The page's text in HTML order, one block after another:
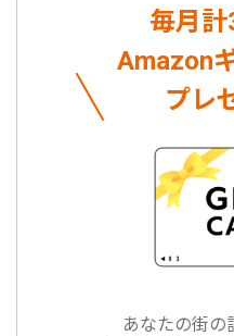
毎月
Amazon
プレ
あなたの街の